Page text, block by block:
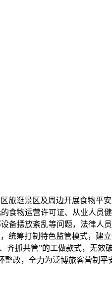
旅逛景区及周边开展食物平
食物运营许可证、从业人员
备摆放紊乱等问题，法律人
统筹打制特色监管模式，建
抓共管”的工做款式，无效破
整改，全力为泛博旅客营制平